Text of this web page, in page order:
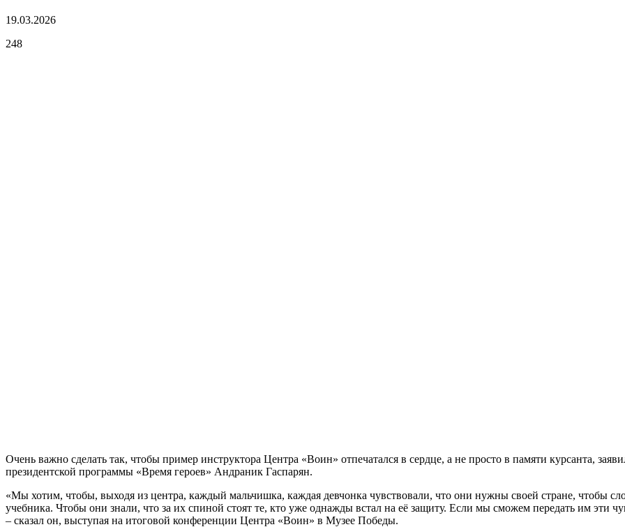
19.03.2026
248
Очень важно сделать так, чтобы пример инструктора Центра «Воин» отпечатался в сердце, а не просто в памяти курсанта,
президентской программы «Время героев» Андраник Гаспарян.
«Мы хотим, чтобы, выходя из центра, каждый мальчишка, каждая девчонка чувствовали, что они нужны своей стране, чтобы
учебника. Чтобы они знали, что за их спиной стоят те, кто уже однажды встал на её защиту. Если мы сможем передать им эти
– сказал он, выступая на итоговой конференции Центра «Воин» в Музее Победы.